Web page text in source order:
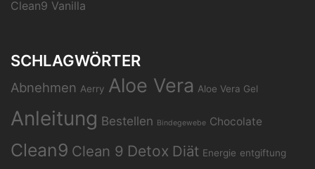
Clean9 Vanilla
SCHLAGWÖRTER
Abnehmen Aerry Aloe Vera Aloe Vera Gel
Anleitung Bestellen Bindegewebe Chocolate
Clean9 Clean 9 Detox Diät Energie entgiftung